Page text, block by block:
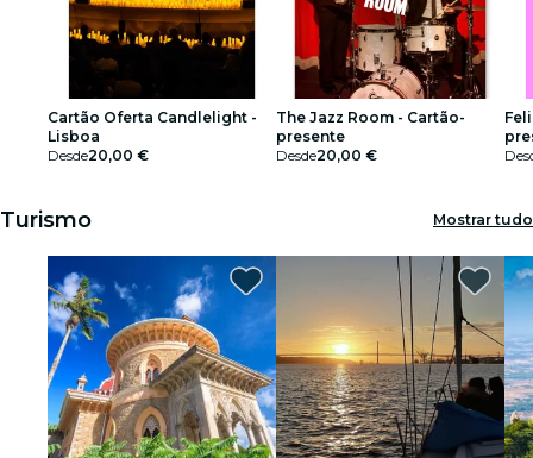
Cartão Oferta Candlelight -
Lisboa
Desde20,00 €
The Jazz Room - Cartão-
presente
Desde20,00 €
Turismo Mostrar tudo